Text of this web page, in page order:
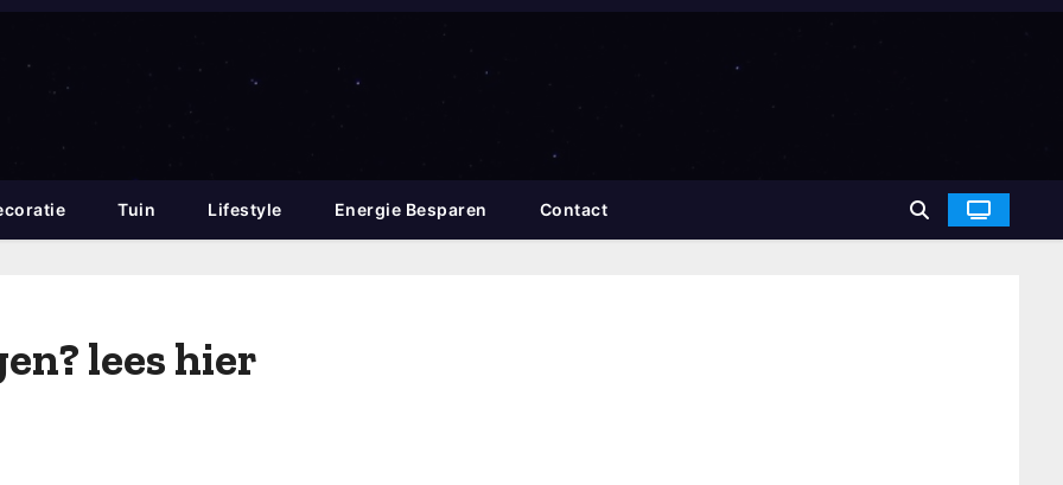
Tuin Lifestyle Energie Besparen Contact
lees hier